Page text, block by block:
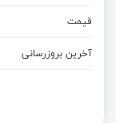
قیمت
آخرین بروزرسانی